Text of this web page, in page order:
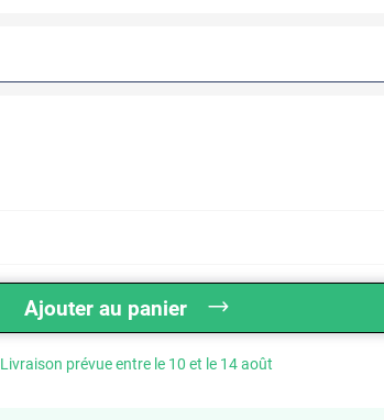
Ajouter au panier
Livraison prévue entre le 10 et le 14 août